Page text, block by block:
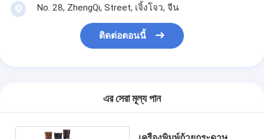
No. 28, ZhengQi, Street, เจิ้งโจว, จีน
ติดต่อตอนนี้
এর সেরা মূল্য পান